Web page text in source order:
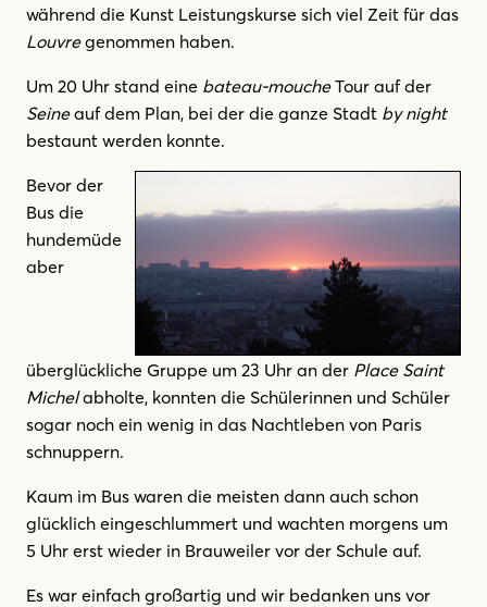
während die Kunst Leistungskurse sich viel Zeit für das
Louvregenommen haben.
Um 20 Uhr stand eine bateau-moucheTour auf der
Seineauf dem Plan, bei der die ganze Stadt by night
bestaunt werden konnte.
Bevor der
Bus die
hundemüde
aber
überglückliche Gruppe um 23 Uhr an der Place Saint
Michelabholte, konnten die Schülerinnen und Schüler
sogar noch ein wenig in das Nachtleben von Paris
schnuppern.
Kaum im Bus waren die meisten dann auch schon
glücklich eingeschlummert und wachten morgens um
5 Uhr erst wieder in Brauweiler vor der Schule auf.
Es war einfach großartig und wir bedanken uns vor